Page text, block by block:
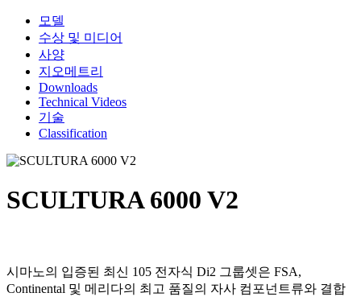
모델
수상 및 미디어
사양
지오메트리
Downloads
Technical Videos
기술
Classification
SCULTURA 6000 V2
시마노의 입증된 최신 105 전자식 Di2 그룹셋은 FSA,
Continental 및 메리다의 최고 품질의 자사 컴포넌트류와 결합